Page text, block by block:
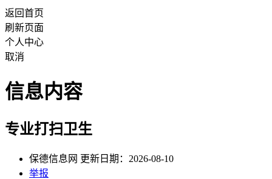
返回首页
刷新页面
个人中心
取消
信息内容
专业打扫卫生
保德信息网 更新日期：2026-08-10
举报